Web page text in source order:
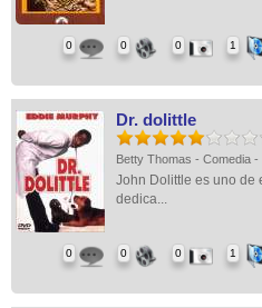
0 0 0 1
Dr. dolittle
Betty Thomas - Comedia -
John Dolittle es uno de
dedica...
0 0 0 1